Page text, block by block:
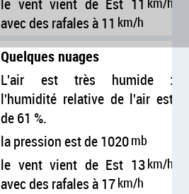
le vent vient de Est 11
avec des rafales à 11 km/h
Quelques nuages
L'air est très humide :
l'humidité relative de l'air est
de 61 %.
la pression est de 1020mb
le vent vient de Est 13km/h
avec des rafales à 17km/h